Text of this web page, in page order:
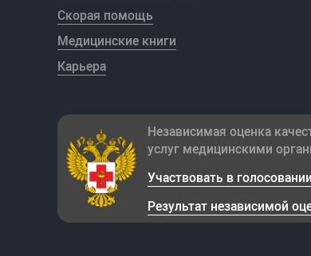
Скорая помощь
Медицинские книги
Карьера
Независимая оценка
услуг медицинскими
Участвовать в голосовании
Результат независимой